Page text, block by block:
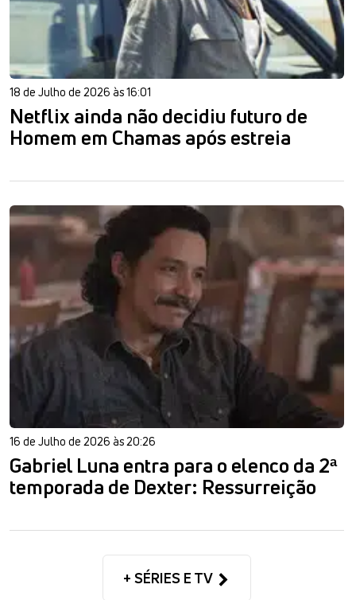
18 de Julho de 2026 às 16:01
Netflix ainda não decidiu futuro de
Homem em Chamas após estreia
16 de Julho de 2026 às 20:26
Gabriel Luna entra para o elenco da 2ª
temporada de Dexter: Ressurreição
+ SÉRIES E TV